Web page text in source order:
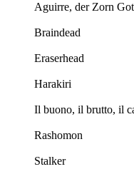
Aguirre, der Zorn
Braindead
Eraserhead
Harakiri
Il buono, il brutto, il
Rashomon
Stalker